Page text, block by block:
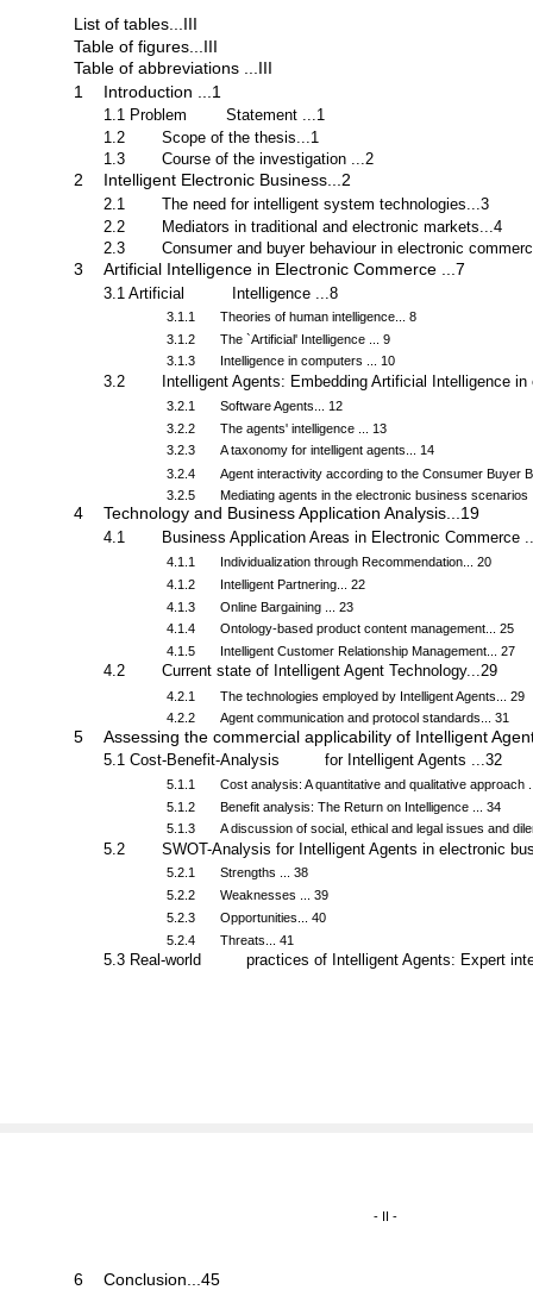
List of tables...III
Table of figures...III
Table of abbreviations ...III
Introduction ...1
1.1 Problem
Statement ...1
1.2
Scope of the thesis...1
1.3
Course of the investigation ...2
Intelligent Electronic Business...2
2.1
The need for intelligent system technologies...3
2.2
Mediators in traditional and electronic markets...4
2.3
Consumer and buyer behaviour in electronic
Artificial Intelligence in Electronic Commerce ...7
3.1 Artificial Intelligence ...8
3.1.1
Theories of human intelligence... 8
3.1.2
The `Artificial' Intelligence ... 9
3.1.3
Intelligence in computers ... 10
Intelligent Agents: Embedding Artificial Intelligence
3.2.1
Software Agents... 12
3.2.2
The agents' intelligence ... 13
3.2.3
A taxonomy for intelligent agents... 14
3.2.4
Agent interactivity according to the Consumer Buyer
3.2.5
Mediating agents in the electronic business scenarios
Technology and Business Application Analysis...19
Business Application Areas in Electronic Commerce
4.1.1
Individualization through Recommendation... 20
4.1.2
Intelligent Partnering... 22
4.1.3
Online Bargaining ... 23
4.1.4
Ontology-based product content management... 25
4.1.5
Intelligent Customer Relationship Management... 27
Current state of Intelligent Agent Technology...29
4.2.1
The technologies employed by Intelligent Agents... 29
4.2.2
Agent communication and protocol standards... 31
Assessing the commercial applicability of Intelligent
5.1 Cost-Benefit-Analysis for Intelligent Agents ...32
5.1.1
Cost analysis: A quantitative and qualitative approach
5.1.2
Benefit analysis: The Return on Intelligence ... 34
5.1.3
A discussion of social, ethical and legal issues and
SWOT-Analysis for Intelligent Agents in electronic
5.2.1
Strengths ... 38
5.2.2
Weaknesses ... 39
5.2.3
Opportunities... 40
5.2.4
Threats... 41